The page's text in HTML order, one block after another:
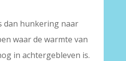
dan hunkering naar
waar de warmte van
in achtergebleven is.